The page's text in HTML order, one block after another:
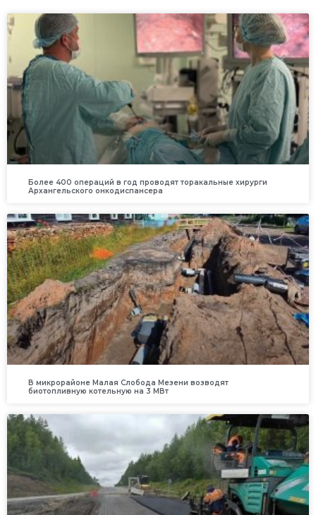
Более 400 операций в год проводят торакальные хирурги
Архангельского онкодиспансера
В микрорайоне Малая Слобода Мезени возводят
биотопливную котельную на 3 МВт